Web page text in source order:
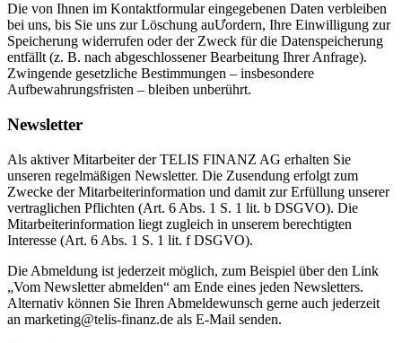
Die von Ihnen im Kontaktformular eingegebenen Daten verbleiben
bei uns, bis Sie uns zur Löschung auƯordern, Ihre Einwilligung zur
Speicherung widerrufen oder der Zweck für die Datenspeicherung
entfällt (z. B. nach abgeschlossener Bearbeitung Ihrer Anfrage).
Zwingende gesetzliche Bestimmungen – insbesondere
Aufbewahrungsfristen – bleiben unberührt.
Newsletter
Als aktiver Mitarbeiter der TELIS FINANZ AG erhalten Sie
unseren regelmäßigen Newsletter. Die Zusendung erfolgt zum
Zwecke der Mitarbeiterinformation und damit zur Erfüllung unserer
vertraglichen Pflichten (Art. 6 Abs. 1 S. 1 lit. b DSGVO). Die
Mitarbeiterinformation liegt zugleich in unserem berechtigten
Interesse (Art. 6 Abs. 1 S. 1 lit. f DSGVO).
Die Abmeldung ist jederzeit möglich, zum Beispiel über den Link
„Vom Newsletter abmelden“ am Ende eines jeden Newsletters.
Alternativ können Sie Ihren Abmeldewunsch gerne auch jederzeit
an marketing@telis-finanz.de als E-Mail senden.